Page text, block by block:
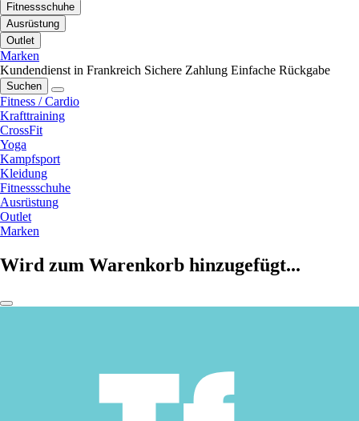
Fitnessschuhe
Ausrüstung
Outlet
Marken
Kundendienst in Frankreich Sichere Zahlung Einfache Rückgabe
Suchen
Fitness / Cardio
Krafttraining
CrossFit
Yoga
Kampfsport
Kleidung
Fitnessschuhe
Ausrüstung
Outlet
Marken
Wird zum Warenkorb hinzugefügt...